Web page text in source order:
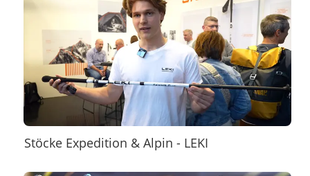
Stöcke Expedition & Alpin - LEKI